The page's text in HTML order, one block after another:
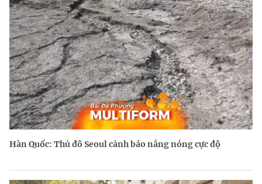
Hàn Quốc: Thủ đô Seoul cảnh báo nắng nóng cực độ